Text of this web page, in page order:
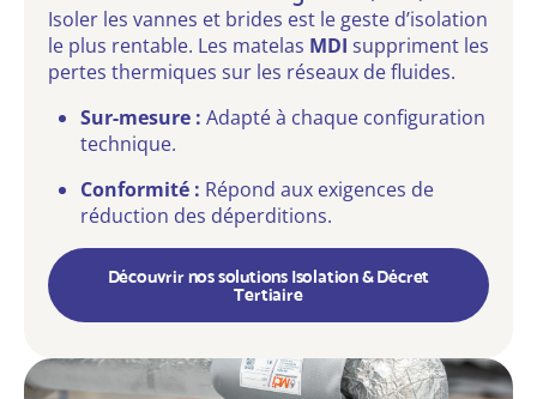
Isoler les vannes et brides est le geste d’isolation
le plus rentable. Les matelas MDI suppriment les
pertes thermiques sur les réseaux de fluides.
Sur-mesure : Adapté à chaque configuration
technique.
Conformité : Répond aux exigences de
réduction des déperditions.
Découvrir nos solutions Isolation & Décret
Tertiaire